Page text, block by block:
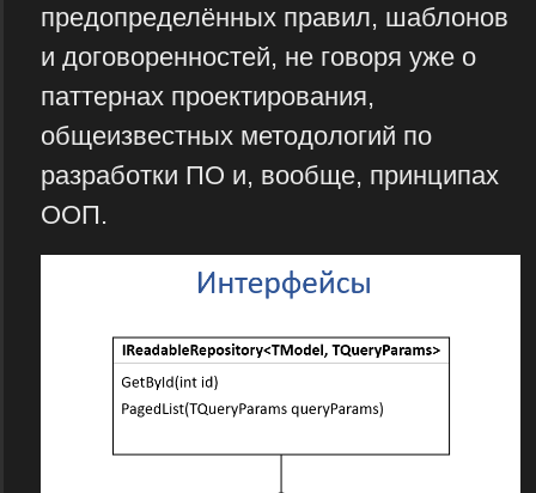
предопределённых правил, шаблонов
и договоренностей, не говоря уже о
паттернах проектирования,
общеизвестных методологий по
разработки ПО и, вообще, принципах
ООП.